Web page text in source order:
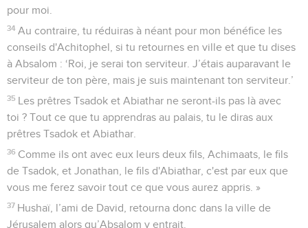
pour moi.
34 Au contraire, tu réduiras à néant pour mon bénéfice les
conseils d'Achitophel, si tu retournes en ville et que tu dises
à Absalom : ‘Roi, je serai ton serviteur. J’étais auparavant le
serviteur de ton père, mais je suis maintenant ton serviteur.’
35 Les prêtres Tsadok et Abiathar ne seront-ils pas là avec
toi ? Tout ce que tu apprendras au palais, tu le diras aux
prêtres Tsadok et Abiathar.
36 Comme ils ont avec eux leurs deux fils, Achimaats, le fils
de Tsadok, et Jonathan, le fils d'Abiathar, c'est par eux que
vous me ferez savoir tout ce que vous aurez appris. »
37 Hushaï, l’ami de David, retourna donc dans la ville de
Jérusalem alors qu’Absalom y entrait.